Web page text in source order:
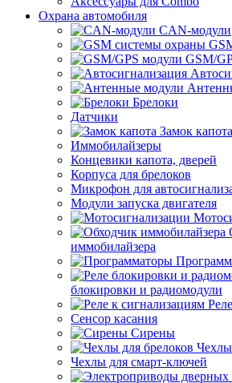
Охрана автомобиля
CAN-модули
GSM/
Брелоки
Датчики
Замок капота
Иммобилайзеры
Концевики капота, дверей
Корпуса для брелоков
Микрофон для
Модули запуска двигателя
иммобилайзера
блокировки и радиомодули
Сенсор касания
Сирены
Чехлы
Чехлы для смарт-ключей